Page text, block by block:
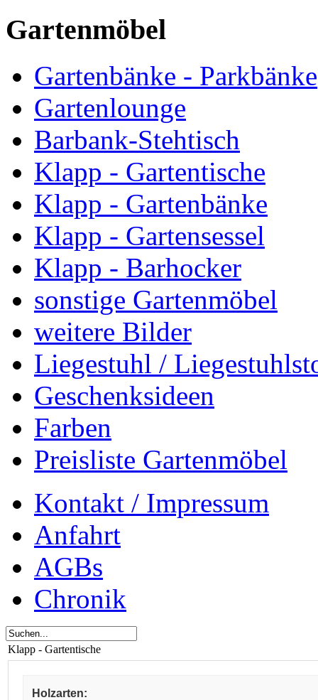
Gartenmöbel
Gartenbänke - Parkbänke
Gartenlounge
Barbank-Stehtisch
Klapp - Gartentische
Klapp - Gartenbänke
Klapp - Gartensessel
Klapp - Barhocker
sonstige Gartenmöbel
weitere Bilder
Liegestuhl /
Geschenksideen
Farben
Preisliste Gartenmöbel
Kontakt / Impressum
Anfahrt
AGBs
Chronik
Klapp - Gartentische
Holzarten: